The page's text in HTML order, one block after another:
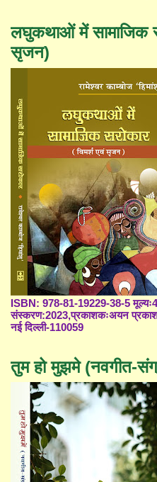
लघुकथाओं में सामाजिक
सृजन)
ISBN: 978-81-19229-38-5
संस्करण:2023,प्रकाशकःअयन
नई दिल्ली-110059
तुम हो मुझमे (नवगीत-